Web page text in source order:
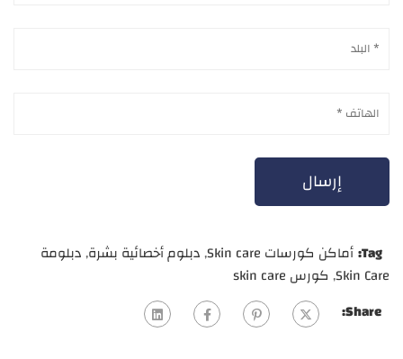
Tag: أماكن كورسات Skin care ,دبلوم أخصائية بشرة,دبلومة
Skin Care
, كورس skin care
Share: